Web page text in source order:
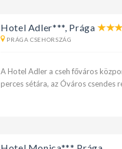
Hotel Adler***, Prága
PRÁGA CSEHORSZÁG
A Hotel Adler a cseh főváros
perces sétára, az Óváros csendes